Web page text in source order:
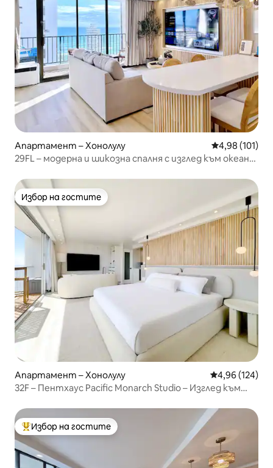
Апартамент – Хонолулу Средна
4,98 (101)
29FL – модерна и шикозна спалня с изглед към океана
Избор на гостите
Избор на гостите
Апартамент – Хонолулу Средна
4,96 (124)
32F – Пентхаус Pacific Monarch Studio – Изглед към
Най-популярен избор на гостите
Избор на гостите